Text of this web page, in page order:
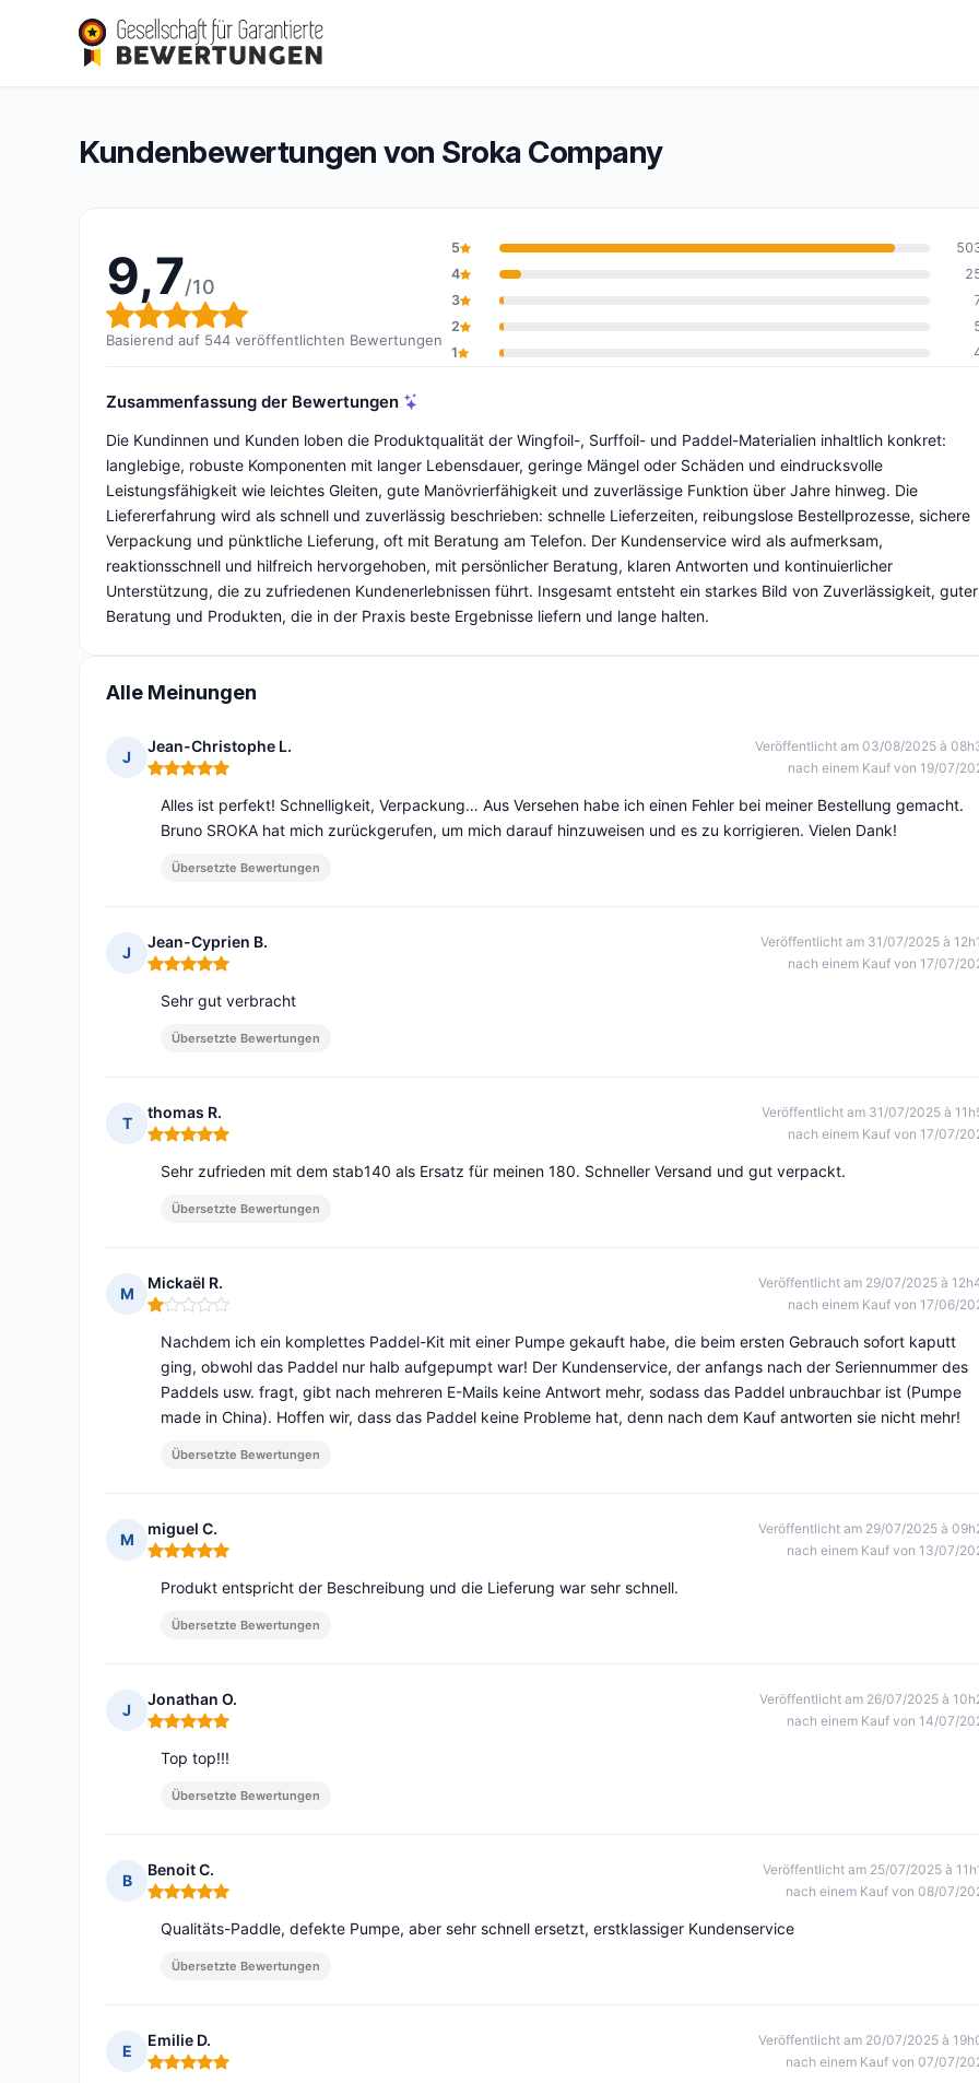
Sroka Company
Gesamtbewertung: 9,7 von 10
9,7/10(544 Bewertungen)
Kundenbewertungen von Sroka Company
9,7/10
Gesamtbewertung: 9,7 von 10
Basierend auf 544 veröffentlichten Bewertungen
5
4
3
2
1
Zusammenfassung der Bewertungen
Die Kundinnen und Kunden loben die Produktqualität der Wingfoil-, Surffoil- und Paddel-Materialien inhaltlich konkret:
langlebige, robuste Komponenten mit langer Lebensdauer, geringe Mängel oder Schäden und eindrucksvolle
Leistungsfähigkeit wie leichtes Gleiten, gute Manövrierfähigkeit und zuverlässige Funktion über Jahre hinweg. Die
Liefererfahrung wird als schnell und zuverlässig beschrieben: schnelle Lieferzeiten, reibungslose Bestellprozesse, sichere
Verpackung und pünktliche Lieferung, oft mit Beratung am Telefon. Der Kundenservice wird als aufmerksam,
reaktionsschnell und hilfreich hervorgehoben, mit persönlicher Beratung, klaren Antworten und kontinuierlicher
Unterstützung, die zu zufriedenen Kundenerlebnissen führt. Insgesamt entsteht ein starkes Bild von Zuverlässigkeit, guter
Beratung und Produkten, die in der Praxis beste Ergebnisse liefern und lange halten.
Alle Meinungen
J
Jean-Christophe L.
Hinweis: 5 von 5
Veröffentlicht am 03/08/2025 à
nach einem Kauf von 19/07/
Alles ist perfekt! Schnelligkeit, Verpackung… Aus Versehen habe ich einen Fehler bei meiner Bestellung gemacht.
Bruno SROKA hat mich zurückgerufen, um mich darauf hinzuweisen und es zu korrigieren. Vielen Dank!
Übersetzte Bewertungen
J
Jean-Cyprien B.
Hinweis: 5 von 5
Veröffentlicht am 31/07/2025 à
nach einem Kauf von 17/07/
Sehr gut verbracht
Übersetzte Bewertungen
T
thomas R.
Hinweis: 5 von 5
Veröffentlicht am 31/07/2025 à
nach einem Kauf von 17/07/
Sehr zufrieden mit dem stab140 als Ersatz für meinen 180. Schneller Versand und gut verpackt.
Übersetzte Bewertungen
M
Mickaël R.
Hinweis: 1 von 5
Veröffentlicht am 29/07/2025 à
nach einem Kauf von 17/06/
Nachdem ich ein komplettes Paddel-Kit mit einer Pumpe gekauft habe, die beim ersten Gebrauch sofort kaputt
ging, obwohl das Paddel nur halb aufgepumpt war! Der Kundenservice, der anfangs nach der Seriennummer des
Paddels usw. fragt, gibt nach mehreren E-Mails keine Antwort mehr, sodass das Paddel unbrauchbar ist (Pumpe
made in China). Hoffen wir, dass das Paddel keine Probleme hat, denn nach dem Kauf antworten sie nicht mehr!
Übersetzte Bewertungen
M
miguel C.
Hinweis: 5 von 5
Veröffentlicht am 29/07/2025 à
nach einem Kauf von 13/07/
Produkt entspricht der Beschreibung und die Lieferung war sehr schnell.
Übersetzte Bewertungen
J
Jonathan O.
Hinweis: 5 von 5
Veröffentlicht am 26/07/2025 à
nach einem Kauf von 14/07/
Top top!!!
Übersetzte Bewertungen
B
Benoit C.
Hinweis: 5 von 5
Veröffentlicht am 25/07/2025 à
nach einem Kauf von 08/07/
Qualitäts-Paddle, defekte Pumpe, aber sehr schnell ersetzt, erstklassiger Kundenservice
Übersetzte Bewertungen
E
Emilie D.
Hinweis: 5 von 5
Veröffentlicht am 20/07/2025 à
nach einem Kauf von 07/07/